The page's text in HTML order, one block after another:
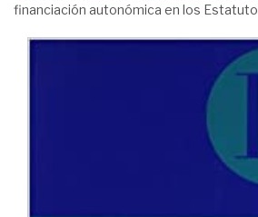
financiación autonómica en los